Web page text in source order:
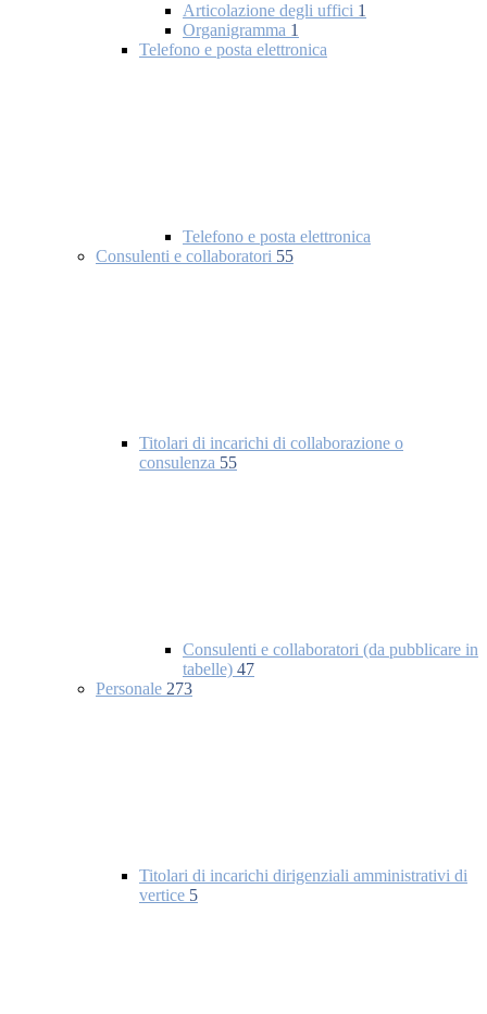
Articolazione degli uffici 1
Organigramma 1
Telefono e posta elettronica
Telefono e posta elettronica
Consulenti e collaboratori 55
Titolari di incarichi di collaborazione o
consulenza 55
Consulenti e collaboratori (da pubblicare in
tabelle) 47
Personale 273
Titolari di incarichi dirigenziali amministrativi di
vertice 5